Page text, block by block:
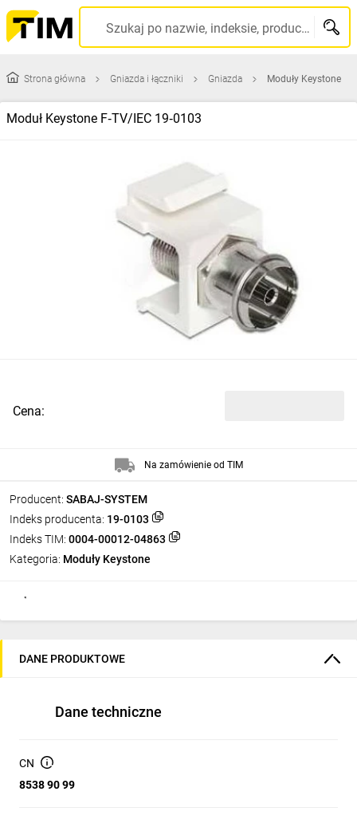
Szukaj po nazwie, indeksie, producencie, kodzie kreskowym...
Strona główna Gniazda i łączniki Gniazda Moduły Keystone
Moduł Keystone F‑TV/IEC 19‑0103
Producent: SABAJ-SYSTEM
Indeks producenta: 19-0103
Indeks TIM: 0004-00012-04863
Kategoria: Moduły Keystone
Cena:
Na zamówienie od TIM
DANE PRODUKTOWE
Dane techniczne
CN
8538 90 99